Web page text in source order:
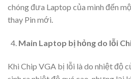
chóng đưa Laptop của mình đến
thay Pin mới.
Main Laptop bị hỏng do lỗi
Khi Chip VGA bị lỗi là do nhiệt độ